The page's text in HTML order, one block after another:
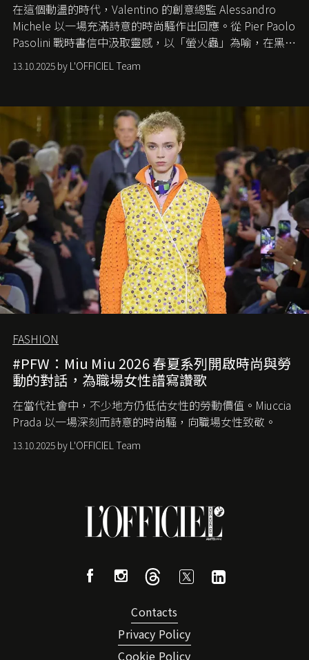
在這個動盪的時代， Valentino 的創意總監 Alessandro
Michele 以一場充滿詩意的時尚騷作出回應。從 Pier Paolo
Pasolini 戰時書信中汲取靈感，以「螢火蟲」為喻，在黑暗
中找尋希望的微光。
13.10.2025 by L'OFFICIEL Team
FASHION
#PFW：Miu Miu 2026 春夏系列開啟時尚與勞
動的對話，為職場女性譜寫讚歌
在當代社會中，不少地方仍低估女性的勞動價值。 Miuccia
Prada 以一場深刻而詩意的時尚騷，向職場女性致敬。
13.10.2025 by L'OFFICIEL Team
Contacts
Privacy Policy
Cookie Policy